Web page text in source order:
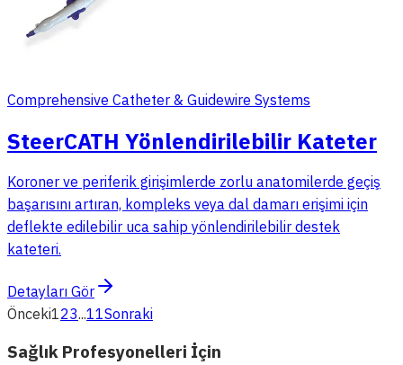
Comprehensive Catheter & Guidewire Systems
SteerCATH Yönlendirilebilir Kateter
Koroner ve periferik girişimlerde zorlu anatomilerde geçiş
başarısını artıran, kompleks veya dal damarı erişimi için
deflekte edilebilir uca sahip yönlendirilebilir destek
kateteri.
Detayları Gör
Önceki123...11Sonraki
Sağlık Profesyonelleri İçin